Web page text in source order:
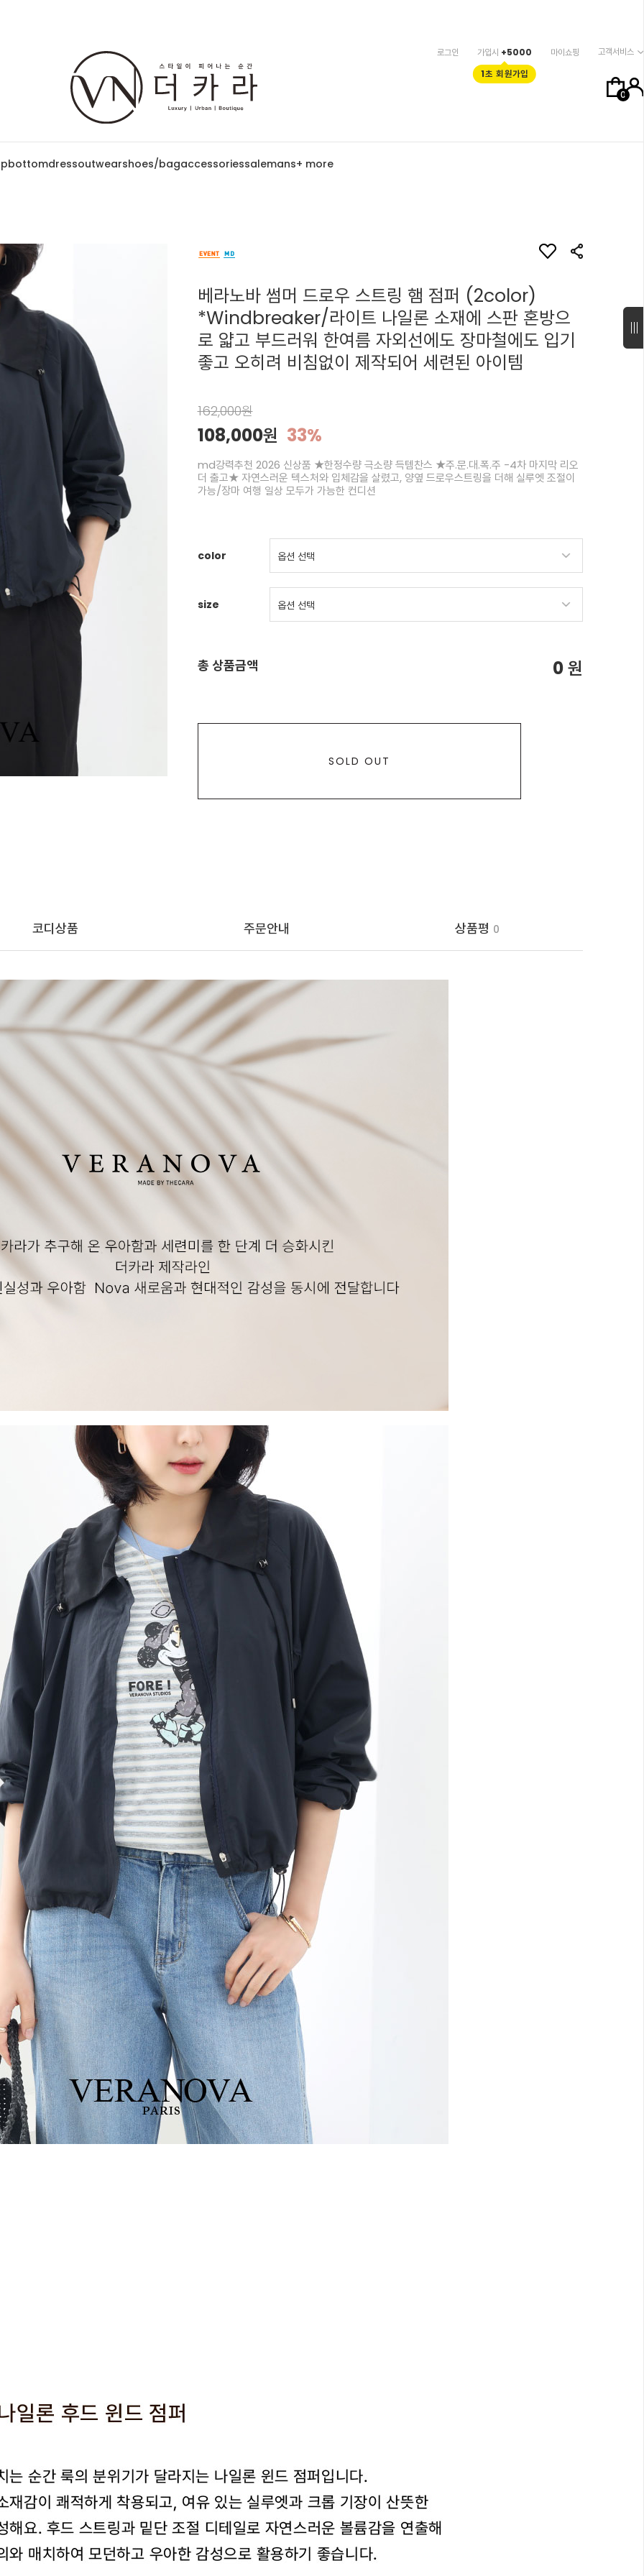
0
로그인 가입시 +5000
1초 회원가입
마이쇼핑 고객서비스
bottomdressoutwearshoes/bagaccessoriessalemans+ more
베라노바 썸머 드로우 스트링 햄 점퍼 (2color)
*Windbreaker/라이트 나일론 소재에 스판 혼방으
로 얇고 부드러워 한여름 자외선에도 장마철에도 입기
좋고 오히려 비침없이 제작되어 세련된 아이템
162,000원
108,000원 33%
md강력추천 2026 신상품 ★한정수량 극소량 득템찬스 ★주.문.대.폭.주 -4차 마지막 리오
더 출고★ 자연스러운 텍스처와 입체감을 살렸고, 양옆 드로우스트링을 더해 실루엣 조절이
가능/장마 여행 일상 모두가 가능한 컨디션
color
size
총 상품금액 0원
SOLD OUT
코디상품 주문안내 상품평 0